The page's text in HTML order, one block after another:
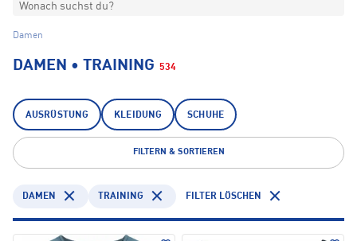
Wonach suchst du?
Damen
DAMEN • TRAINING 534
AUSRÜSTUNG KLEIDUNG SCHUHE
FILTERN & SORTIEREN
DAMEN TRAINING FILTER LÖSCHEN